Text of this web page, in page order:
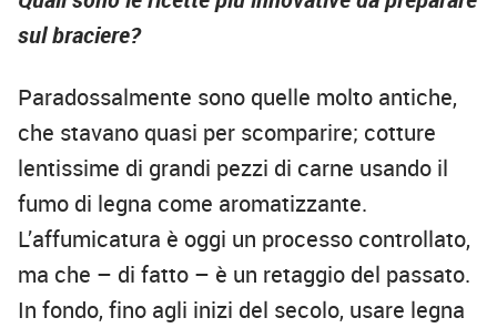
sul braciere?
Paradossalmente sono quelle molto antiche,
che stavano quasi per scomparire; cotture
lentissime di grandi pezzi di carne usando il
fumo di legna come aromatizzante.
L’affumicatura è oggi un processo controllato,
ma che – di fatto – è un retaggio del passato.
In fondo, fino agli inizi del secolo, usare legna